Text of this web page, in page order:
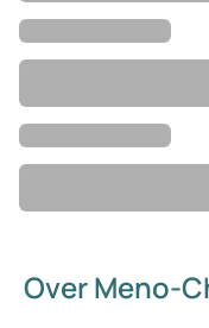
Over Meno-